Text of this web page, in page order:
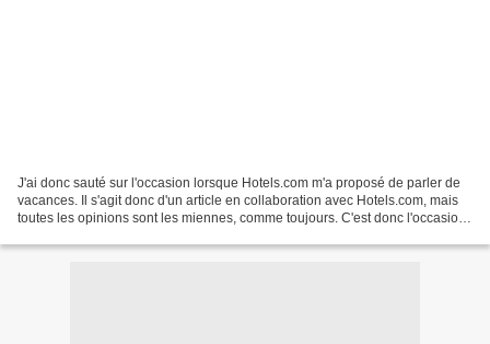
J'ai donc sauté sur l'occasion lorsque Hotels.com m'a proposé de parler de
vacances. Il s'agit donc d'un article en collaboration avec Hotels.com, mais
toutes les opinions sont les miennes, comme toujours. C'est donc l'occasion